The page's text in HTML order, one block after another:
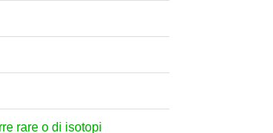
rare o di isotopi